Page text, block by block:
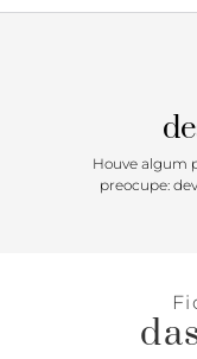
de fogo são a
confere um toque
fechamento em
Houve algum
preocupe: